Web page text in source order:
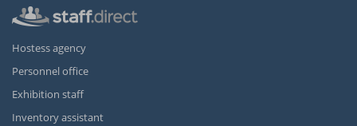
Hostess agency
Personnel office
Exhibition staff
Inventory assistant